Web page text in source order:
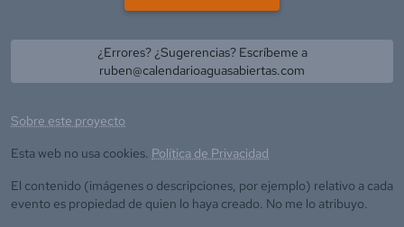
¿Errores? ¿Sugerencias? Escríbeme a
ruben@calendarioaguasabiertas.com
Sobre este proyecto
Esta web no usa cookies. Política de Privacidad
El contenido (imágenes o descripciones, por ejemplo) relativo a cada
evento es propiedad de quien lo haya creado. No me lo atribuyo.